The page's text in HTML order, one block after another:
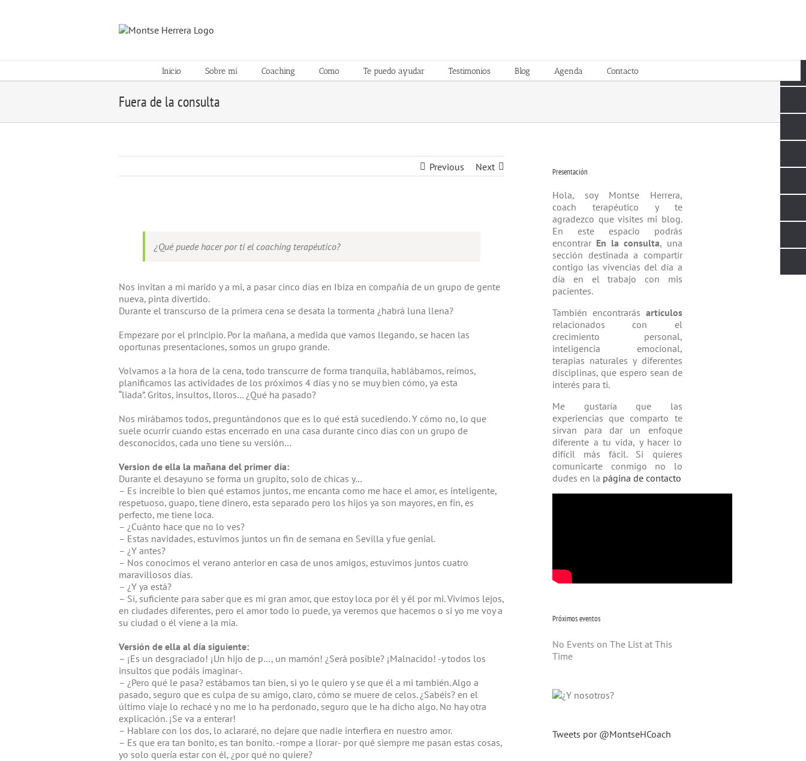
Inicio Sobre mí Coaching Como Te puedo ayudar Testimonios Blog Agenda Contacto
Fuera de la consulta
Previous Next
Larger
¿Qué puede hacer por ti el coaching terapéutico?
Nos invitan a mi marido y a mi, a pasar cinco días en Ibiza en compañía de un grupo de gente
nueva, pinta divertido.
Durante el transcurso de la primera cena se desata la tormenta ¿habrá luna llena?
Empezare por el principio. Por la mañana, a medida que vamos llegando, se hacen las
oportunas presentaciones, somos un grupo grande.
Volvamos a la hora de la cena, todo transcurre de forma tranquila, hablábamos, reímos,
planificamos las actividades de los próximos 4 días y no se muy bien cómo, ya esta
“liada”. Gritos, insultos, lloros… ¿Qué ha pasado?
Nos mirábamos todos, preguntándonos que es lo qué está sucediendo. Y cómo no, lo que
suele ocurrir cuando estas encerrado en una casa durante cinco días con un grupo de
desconocidos, cada uno tiene su versión…
Version de ella la mañana del primer día:
Durante el desayuno se forma un grupito, solo de chicas y…
– Es increíble lo bien qué estamos juntos, me encanta como me hace el amor, es inteligente,
respetuoso, guapo, tiene dinero, esta separado pero los hijos ya son mayores, en fín, es
perfecto, me tiene loca.
– ¿Cuánto hace que no lo ves?
– Estas navidades, estuvimos juntos un fin de semana en Sevilla y fue genial.
– ¿Y antes?
– Nos conocimos el verano anterior en casa de unos amigos, estuvimos juntos cuatro
maravillosos días.
– ¿Y ya está?
– Sí, suficiente para saber que es mi gran amor, que estoy loca por él y él por mi. Vivimos lejos,
en ciudades diferentes, pero el amor todo lo puede, ya veremos que hacemos o si yo me voy a
su ciudad o él viene a la mía.
Versión de ella al día siguiente:
– ¡Es un desgraciado! ¡Un hijo de p…, un mamón! ¿Será posible? ¡Malnacido! -y todos los
insultos que podáis imaginar-.
– ¿Pero qué le pasa? estábamos tan bien, si yo le quiero y se que él a mi también. Algo a
pasado, seguro que es culpa de su amigo, claro, cómo se muere de celos. ¿Sabéis? en el
último viaje lo rechacé y no me lo ha perdonado, seguro que le ha dicho algo. No hay otra
explicación. ¡Se va a enterar!
– Hablare con los dos, lo aclararé, no dejare que nadie interfiera en nuestro amor.
– Es que era tan bonito, es tan bonito. -rompe a llorar- por qué siempre me pasan estas cosas,
yo solo quería estar con él, ¿por qué no quiere?
Presentación
Hola, soy Montse Herrera,
coach tera­péutico y te
agradezco que visites mi blog.
En este espacio podrás
encontrar En la consulta, una
sección destinada a compartir
contigo las vivencias del día a
día en el trabajo con mis
pacientes.
También encontrarás artículos
relacio­nados con el
crecimiento personal,
inteligencia emocional,
terapias natu­rales y diferentes
disciplinas, que espero sean de
interés para ti.
Me gustaría que las
experiencias que comparto te
sirvan para dar un enfoque
diferente a tu vida, y hacer lo
difícil más fácil. Si quieres
comunicarte conmigo no lo
dudes en la página de contacto
Próximos eventos
No Events on The List at This
Time
Tweets por @MontseHCoach